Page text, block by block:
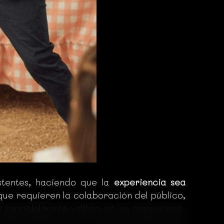
haciendo que la experiencia sea
requieren la colaboración del público,
disfrutar de un entretenimiento que